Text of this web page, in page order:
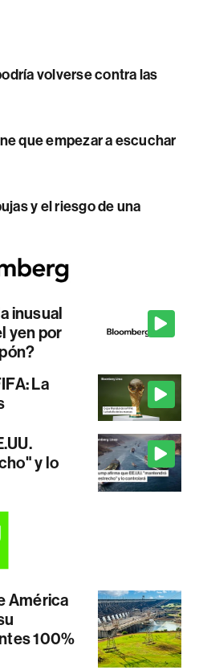
volverse contra las
que empezar a escuchar
y el riesgo de una
inusual
yen por
La
y lo
América
100%